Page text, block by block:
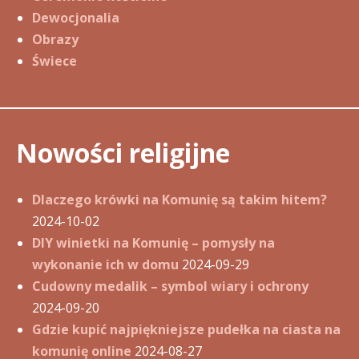
Dewocjonalia
Obrazy
Świece
Nowości religijne
Dlaczego krówki na Komunię są takim hitem?
2024-10-02
DIY winietki na Komunię – pomysły na
wykonanie ich w domu 2024-09-29
Cudowny medalik – symbol wiary i ochrony
2024-09-20
Gdzie kupić najpiękniejsze pudełka na ciasta na
komunię online 2024-08-27